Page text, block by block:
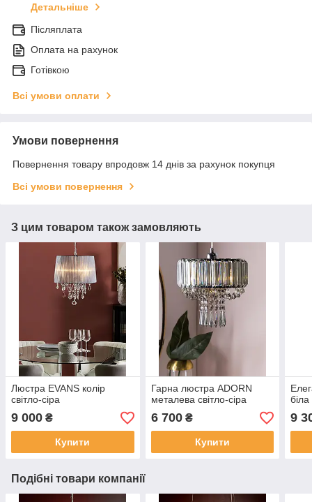
Детальніше
Післяплата
Оплата на рахунок
Готівкою
Всі умови оплати
Умови повернення
Повернення товару впродовж 14 днів за рахунок покупця
Всі умови повернення
З цим товаром також замовляють
Люстра EVANS колір
світло-сіра
9 000 ₴
Купити
Гарна люстра ADORN
металева світло-сіра
6 700₴
Купити
біла
9
Подібні товари компанії